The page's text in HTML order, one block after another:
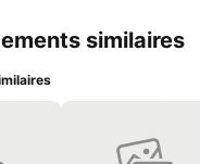
similaires